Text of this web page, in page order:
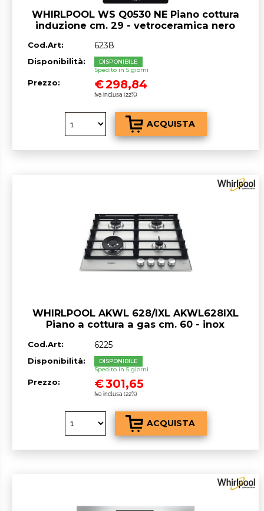
WHIRLPOOL WS Q0530 NE Piano cottura
induzione cm. 29 - vetroceramica nero
Cod.Art: 6238
Disponibilità:
DISPONIBILE
Spedito in 5 giorni
Prezzo: €298,84
Iva inclusa (22%)
WHIRLPOOL AKWL 628/IXL AKWL628IXL
Piano a cottura a gas cm. 60 - inox
Cod.Art: 6225
Disponibilità:
DISPONIBILE
Spedito in 5 giorni
Prezzo: €301,65
Iva inclusa (22%)